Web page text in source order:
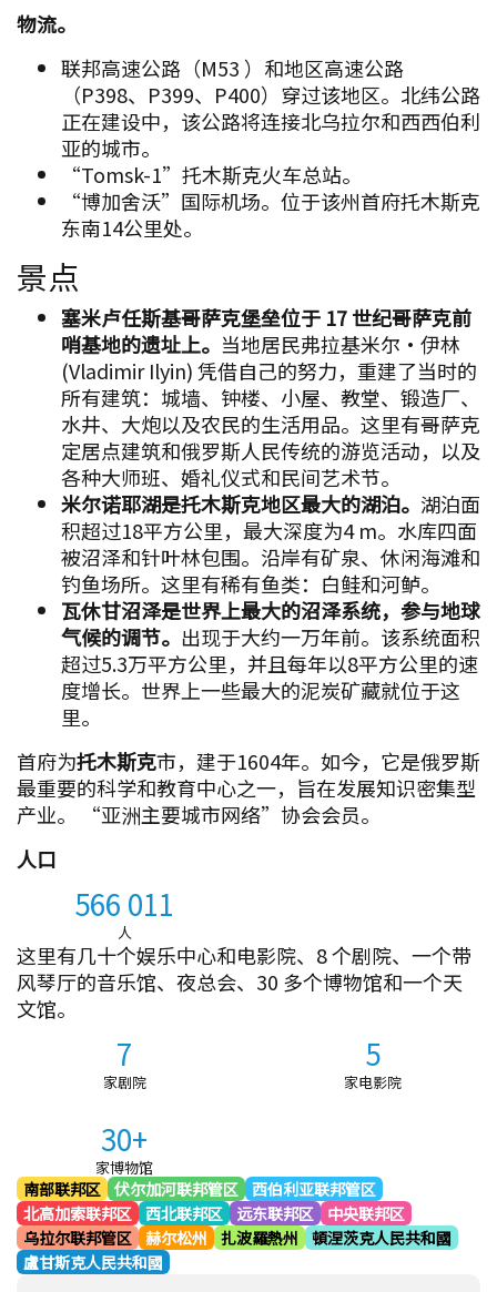
物流。
联邦高速公路（M53 ）和地区高速公路
（P398、P399、P400）穿过该地区。北纬公路
正在建设中，该公路将连接北乌拉尔和西西伯利
亚的城市。
“Tomsk-1”托木斯克火车总站。
“博加舍沃”国际机场。位于该州首府托木斯克
东南14公里处。
景点
塞米卢任斯基哥萨克堡垒位于 17 世纪哥萨克前
哨基地的遗址上。 当地居民弗拉基米尔·伊林
(Vladimir Ilyin) 凭借自己的努力，重建了当时的
所有建筑：城墙、钟楼、小屋、教堂、锻造厂、
水井、大炮以及农民的生活用品。这里有哥萨克
定居点建筑和俄罗斯人民传统的游览活动，以及
各种大师班、婚礼仪式和民间艺术节。
米尔诺耶湖是托木斯克地区最大的湖泊。 湖泊面
积超过18平方公里，最大深度为4 m。水库四面
被沼泽和针叶林包围。沿岸有矿泉、休闲海滩和
钓鱼场所。这里有稀有鱼类：白鲑和河鲈。
瓦休甘沼泽是世界上最大的沼泽系统，参与地球
气候的调节。 出现于大约一万年前。该系统面积
超过5.3万平方公里，并且每年以8平方公里的速
度增长。世界上一些最大的泥炭矿藏就位于这
里。
首府为托木斯克市，建于1604年。如今，它是俄罗斯
最重要的科学和教育中心之一，旨在发展知识密集型
产业。 “亚洲主要城市网络”协会会员。
人口
566 011
人
这里有几十个娱乐中心和电影院、8 个剧院、一个带
风琴厅的音乐馆、夜总会、30 多个博物馆和一个天
文馆。
7
家剧院
5
家电影院
30+
家博物馆
南部联邦区 伏尔加河联邦管区 西伯利亚联邦管区
北高加索联邦区 西北联邦区 远东联邦区
中央联邦区
乌拉尔联邦管区
赫尔松州 扎波羅熱州
頓涅茨克人民共和國
盧甘斯克人民共和國